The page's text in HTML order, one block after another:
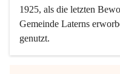
1925, als die letzten
Gemeinde Laterns
genutzt.